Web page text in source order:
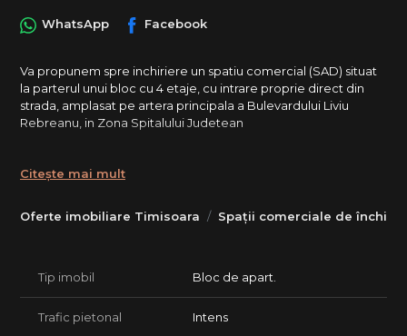
Oferte imobiliare Timisoara Spații comerciale de
WhatsApp Facebook
Va propunem spre inchiriere un spatiu comercial (SAD) situat
la parterul unui bloc cu 4 etaje, cu intrare proprie direct din
strada, amplasat pe artera principala a Bulevardului Liviu
Rebreanu, in Zona Spitalului Judetean
incaperi/cabinete, 2 grupuri sanitare.
Citește mai mult
Tip imobil Bloc de apart.
Trafic pietonal Intens